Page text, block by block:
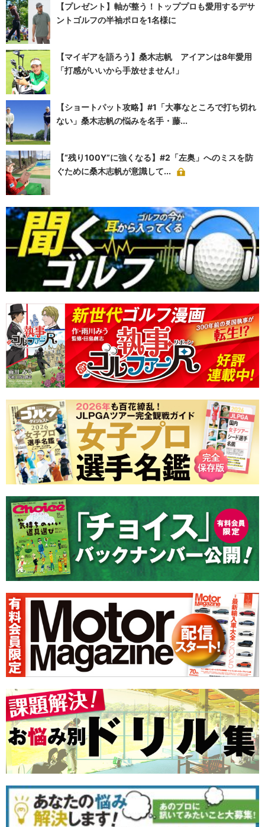
【プレゼント】軸が整う！トッププロも愛用するデサ
ントゴルフの半袖ポロを1名様に
【マイギアを語ろう】桑木志帆 アイアンは8年愛用
「打感がいいから手放せません!」
【ショートパット攻略】#1「大事なところで打ち切れ
ない」桑木志帆の悩みを名手・藤...
【“残り100Y”に強くなる】#2「左奥」へのミスを防
ぐために桑木志帆が意識して...